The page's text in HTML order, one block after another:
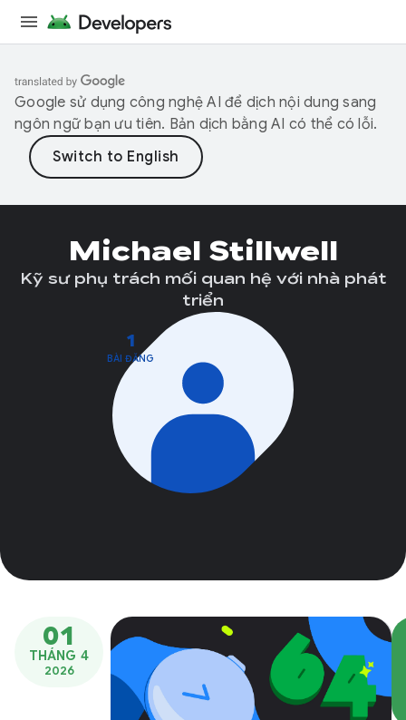
Google sử dụng công nghệ AI để dịch nội dung sang
ngôn ngữ bạn ưu tiên. Bản dịch bằng AI có thể có lỗi.
1
BÀI ĐĂNG
Michael Stillwell
Kỹ sư phụ trách mối quan hệ với nhà phát
triển
01
THÁNG 4
2026